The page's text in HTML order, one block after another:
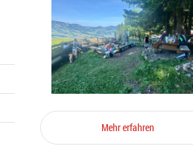
Mehr erfahren